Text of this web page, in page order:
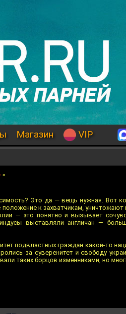
Магазин VIP
»
Это да — вещь нужная. Вот
к захватчикам, уничтожают
— это понятно и вызывает
выставляли англичан —
подвластных граждан какой-то
за суверенитет и свободу
таких борцов изменниками, но